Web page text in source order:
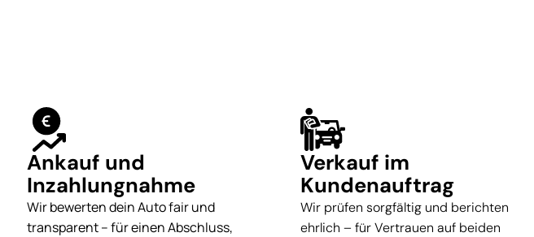
Ankauf und
Inzahlungnahme
Wir bewerten dein Auto fair und
transparent – für einen Abschluss,
Verkauf im
Kundenauftrag
Wir prüfen sorgfältig und berichten
ehrlich – für Vertrauen auf beiden